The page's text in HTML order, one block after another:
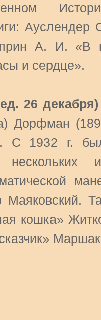
А. И. «В
и сердце».
26 декабря)
Дорфман
С 1932 г.
кошка»